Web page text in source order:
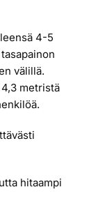
4-5
välillä.
metristä
hitaampi